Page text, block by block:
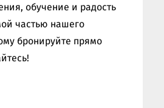
обучение и радость
частью нашего
бронируйте прямо